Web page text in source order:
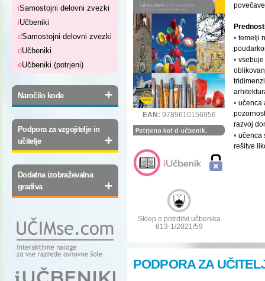
iSamostojni delovni zvezki
iUčbeniki
dSamostojni delovni zvezki
dUčbeniki
eUčbeniki (potrjeni)
Naročilo kode +
Podpora za vzgojitelje in
učitelje
+
Dodatna izobraževalna
gradiva
+
EAN: 9789610156956
Sklep o potrditvi učbenika
613-1/2021/59
• temelji
•
• učenca
razvoj
• učenca
rešitve
PODPORA ZA